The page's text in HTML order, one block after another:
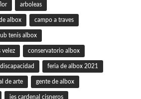
arboleas
albox campo a traves
tenis albox
velez conservatorio albox
discapacidad feria de albox 2021
de arte gente de albox
ies cardenal cisneros